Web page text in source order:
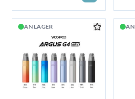
AN LAGER AN